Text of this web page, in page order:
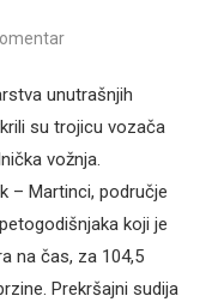
unutrašnjih
su trojicu vozača
vožnja.
– Martinci, područje
koji je
na čas, za 104,5
Prekršajni sudija